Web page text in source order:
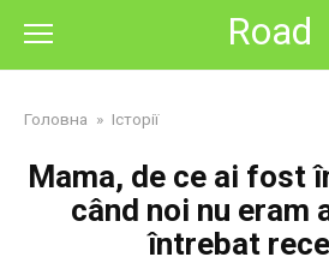
content
Road
Головна » Історії
Mama, de ce ai fost
când noi nu eram
întrebat